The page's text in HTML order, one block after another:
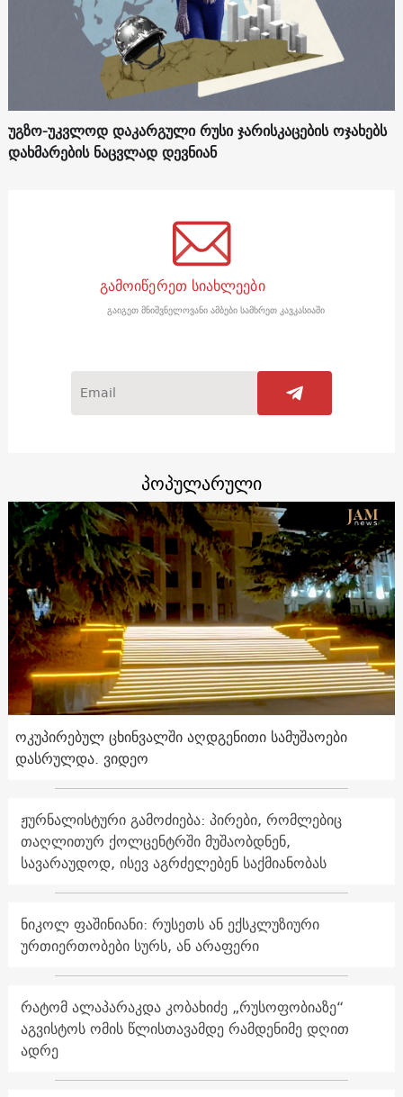
უგზო-უკვლოდ დაკარგული რუსი ჯარისკაცების ოჯახებს
დახმარების ნაცვლად დევნიან
გამოიწერეთ სიახლეები
გაიგეთ მნიშვნელოვანი ამბები სამხრეთ კავკასიაში
პოპულარული
ოკუპირებულ ცხინვალში აღდგენითი სამუშაოები
დასრულდა. ვიდეო
ჟურნალისტური გამოძიება: პირები, რომლებიც
თაღლითურ ქოლცენტრში მუშაობდნენ,
სავარაუდოდ, ისევ აგრძელებენ საქმიანობას
ნიკოლ ფაშინიანი: რუსეთს ან ექსკლუზიური
ურთიერთობები სურს, ან არაფერი
რატომ ალაპარაკდა კობახიძე „რუსოფობიაზე“
აგვისტოს ომის წლისთავამდე რამდენიმე დღით
ადრე